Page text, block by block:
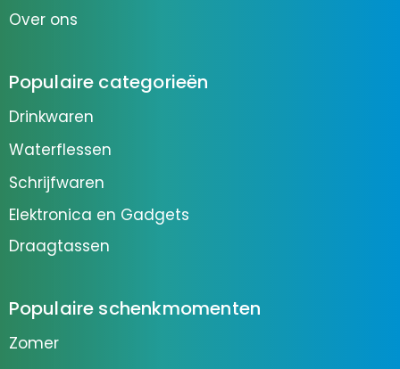
Over ons
Populaire categorieën
Drinkwaren
Waterflessen
Schrijfwaren
Elektronica en Gadgets
Draagtassen
Populaire schenkmomenten
Zomer